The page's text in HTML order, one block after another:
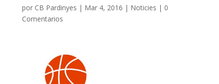
por CB Pardinyes | Mar 4, 2016 | Noticies | 0
Comentarios